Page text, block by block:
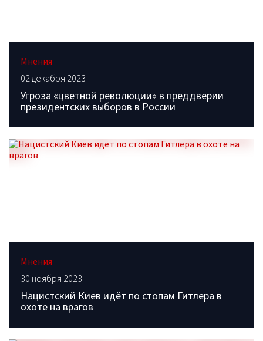
Мнения
02 декабря 2023
Угроза «цветной революции» в преддверии
президентских выборов в России
Мнения
30 ноября 2023
Нацистский Киев идёт по стопам Гитлера в
охоте на врагов